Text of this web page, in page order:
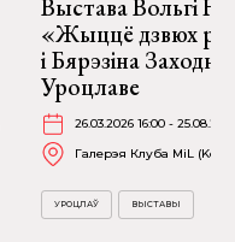
Выстава Вольгі
«Жыццё дзвюх
і Бярэзіна
Уроцлаве
26.03.2026 16:00 -
Галерэя Клуба MiL
УРОЦЛАЎ ВЫСТАВЫ